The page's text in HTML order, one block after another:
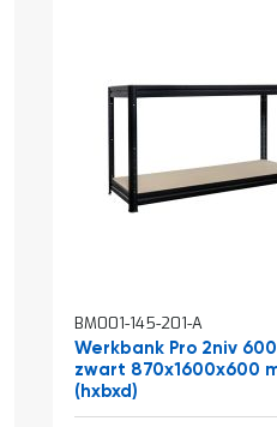
BM001-145-201-A
Werkbank Pro 2niv
zwart 870x1600x600
(hxbxd)
winkelwagen